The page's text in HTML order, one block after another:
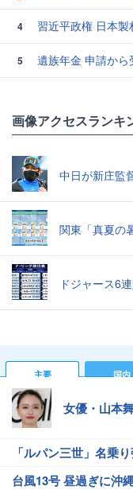
4 習近平政権 日本
5
遺族年金 申請から
画像アクセスランキ
中日が新庄監
関東「真夏の
ドジャース6
主要 国内
女優・山本
「ルパン三世」名乗
台風13号 昼過ぎに沖